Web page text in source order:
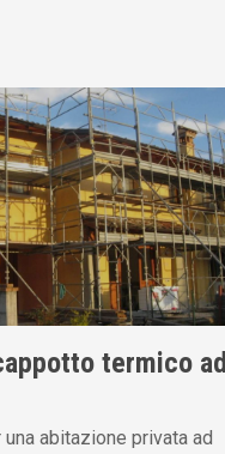
termico ad
abitazione privata ad